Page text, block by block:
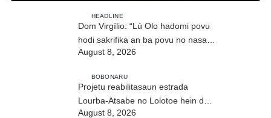
HEADLINE
Dom Virgílio: “Lú Olo hadomi povu
hodi sakrifika an ba povu no nasaun
ho fuan”
August 8, 2026
BOBONARU
Projetu reabilitasaun estrada
Lourba-Atsabe no Lolotoe hein de’it
vistu tribunál
August 8, 2026